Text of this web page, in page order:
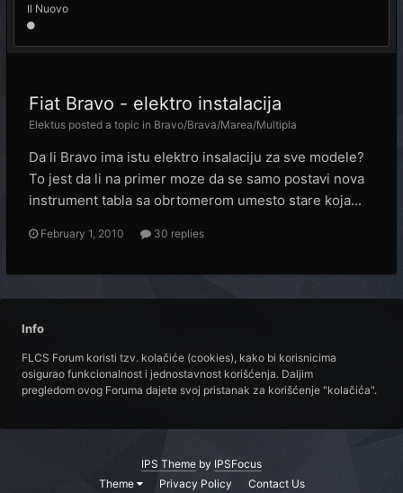
Il Nuovo
Fiat Bravo - elektro instalacija
Elektus posted a topic in Bravo/Brava/Marea/Multipla
Da li Bravo ima istu elektro insalaciju za sve modele?
To jest da li na primer moze da se samo postavi nova
instrument tabla sa obrtomerom umesto stare koja...
February 1, 2010 30 replies
Info
FLCS Forum koristi tzv. kolačiće (cookies), kako bi korisnicima
osigurao funkcionalnost i jednostavnost korišćenja. Daljim
pregledom ovog Foruma dajete svoj pristanak za korišćenje "kolačića".
IPS Theme by IPSFocus
Theme
Privacy Policy Contact Us